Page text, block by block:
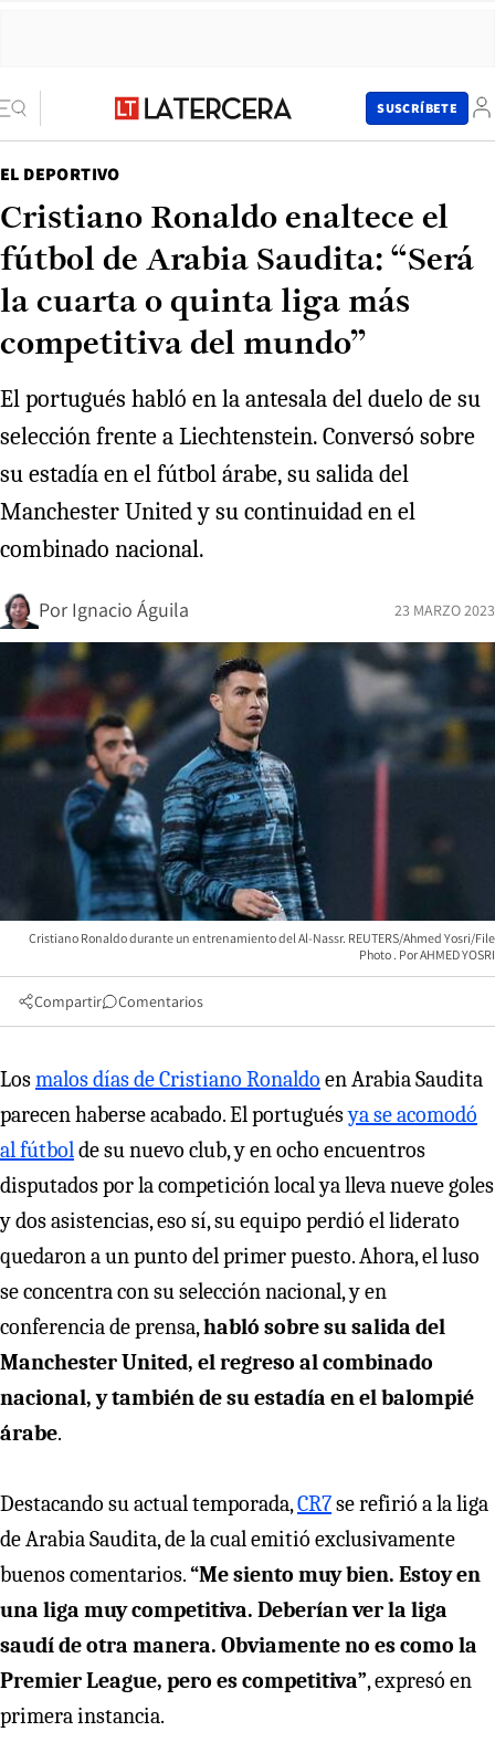
SUSCRÍBETE
EL DEPORTIVO
Cristiano Ronaldo enaltece el
fútbol de Arabia Saudita: “Será
la cuarta o quinta liga más
competitiva del mundo”
El portugués habló en la antesala del duelo de su
selección frente a Liechtenstein. Conversó sobre
su estadía en el fútbol árabe, su salida del
Manchester United y su continuidad en el
combinado nacional.
Por Ignacio Águila 23 MARZO 2023
Cristiano Ronaldo durante un entrenamiento del Al-Nassr. REUTERS/Ahmed Yosri/File
Photo
AHMED YOSRI
Compartir Comentarios
Losmalos días de Cristiano Ronaldo en Arabia Saudita
parecen haberse acabado. El portuguésya se acomodó
al fútbolde su nuevo club, y en ocho encuentros
disputados por la competición local ya lleva nueve goles
y dos asistencias, eso sí, su equipo perdió el liderato
quedaron a un punto del primer puesto. Ahora, el luso
se concentra con su selección nacional, y en
conferencia de prensa,habló sobre su salida del
Manchester United, el regreso al combinado
nacional, y también de su estadía en el balompié
árabe.
Destacando su actual temporada,CR7se refirió a la liga
de Arabia Saudita, de la cual emitió exclusivamente
buenos comentarios.“Me siento muy bien. Estoy en
una liga muy competitiva. Deberían ver la liga
saudí de otra manera. Obviamente no es como la
Premier League, pero es competitiva”, expresó en
primera instancia.